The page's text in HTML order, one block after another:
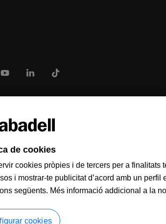
de cookies
cookies pròpies i de tercers per a
i mostrar-te publicitat d’acord amb un
següents. Més informació addicional a la
cookies